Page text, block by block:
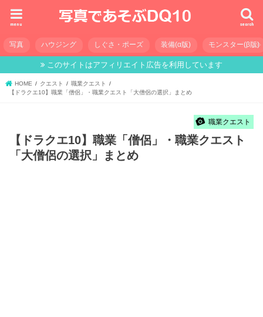
search
menu
写真 ハウジング しぐさ・ポーズ 装備(α版) モンスター(β版)
このサイトはアフィリエイト広告を利用しています
HOME クエスト
職業クエスト
【ドラクエ10】職業「僧侶」・職業クエスト「大僧侶の選択」まとめ
職業クエスト
【ドラクエ10】職業「僧侶」・職業クエスト
「大僧侶の選択」まとめ